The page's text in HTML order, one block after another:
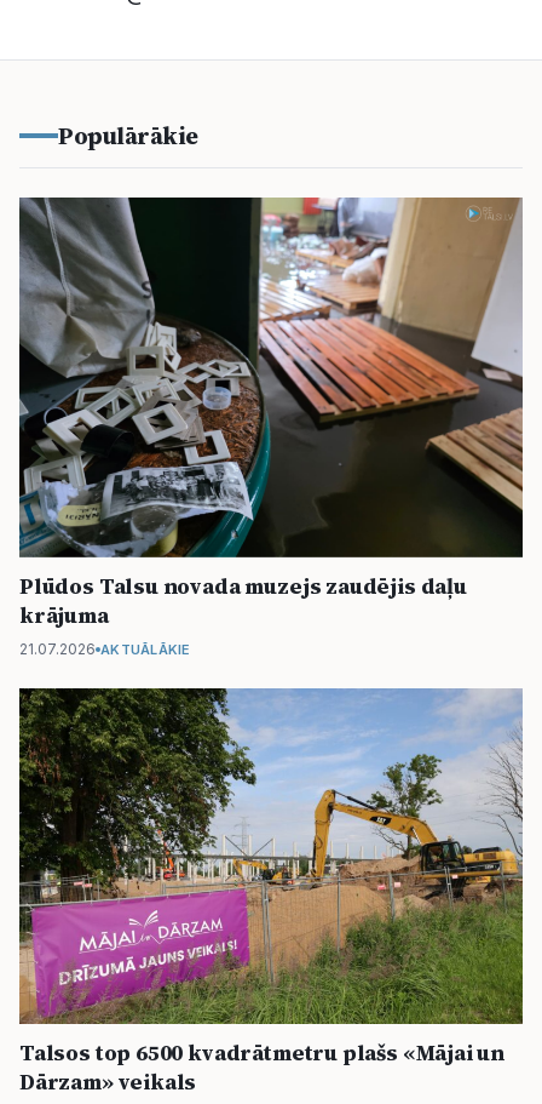
Populārākie
Plūdos Talsu novada muzejs zaudējis daļu
krājuma
21.07.2026 AKTUĀLĀKIE
Talsos top 6500 kvadrātmetru plašs «Mājai un
Dārzam» veikals